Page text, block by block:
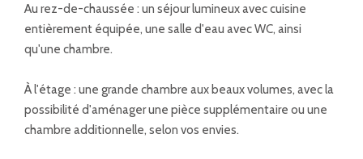
Au rez-de-chaussée : un séjour lumineux avec cuisine
entièrement équipée, une salle d'eau avec WC, ainsi
qu'une chambre.
À l'étage : une grande chambre aux beaux volumes, avec la
possibilité d'aménager une pièce supplémentaire ou une
chambre additionnelle, selon vos envies.